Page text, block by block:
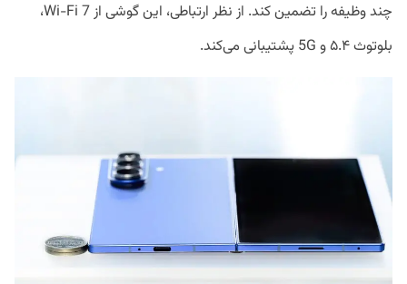
چند وظیفه را تضمین کند. از نظر ارتباطی، این گوشی از Wi-Fi 7،
بلوتوث ۵.۴ و 5G پشتیبانی می‌کند.